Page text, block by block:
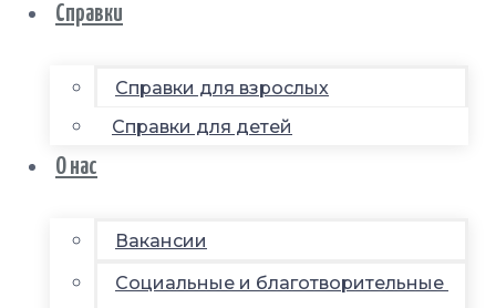
Справки
Справки для взрослых
Справки для детей
О нас
Вакансии
Социальные и благотворительные